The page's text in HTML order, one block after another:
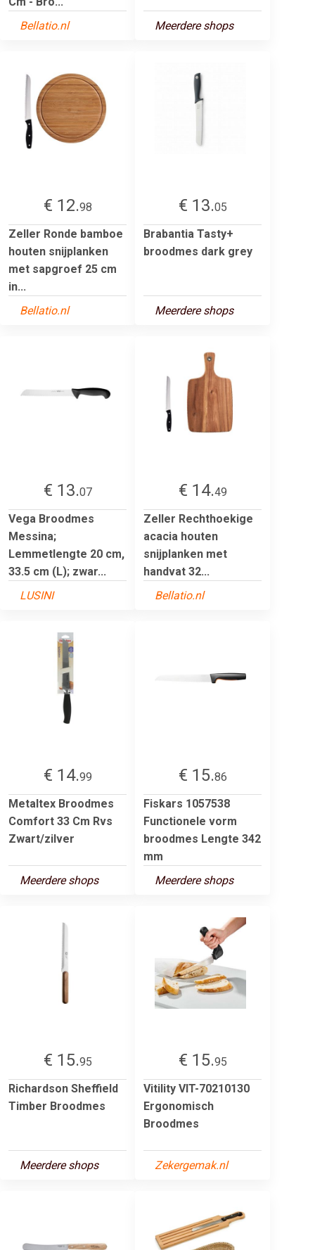
Bellatio.nl
Meerdere shops
€ 12.98
Zeller Ronde bamboe
houten snijplanken
met sapgroef 25 cm
in...
Bellatio.nl
€ 13.05
Brabantia Tasty+
broodmes dark grey
Meerdere shops
€ 13.07
Vega Broodmes
Messina;
Lemmetlengte 20 cm,
33.5 cm (L); zwar...
LUSINI
€ 14.49
Zeller Rechthoekige
acacia houten
snijplanken met
handvat 32...
Bellatio.nl
€ 14.99
Metaltex Broodmes
Comfort 33 Cm Rvs
Zwart/zilver
Meerdere shops
€ 15.86
Fiskars 1057538
Functionele vorm
broodmes Lengte 342
mm
Meerdere shops
€ 15.95
Richardson Sheffield
Timber Broodmes
Meerdere shops
€ 15.95
Vitility VIT-70210130
Ergonomisch
Broodmes
Zekergemak.nl